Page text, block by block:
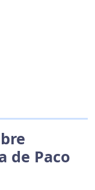
de Paco